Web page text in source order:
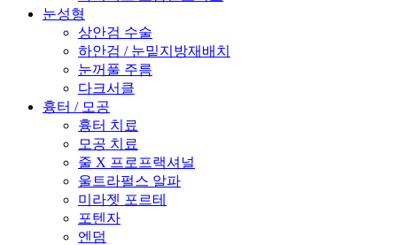
눈성형
상안검 수술
하안검 / 눈밑지방재배치
눈꺼풀 주름
다크서클
흉터 / 모공
흉터 치료
모공 치료
줄 X 프로프랙셔널
울트라펄스 알파
미라젯 포르테
포텐자
엔덤